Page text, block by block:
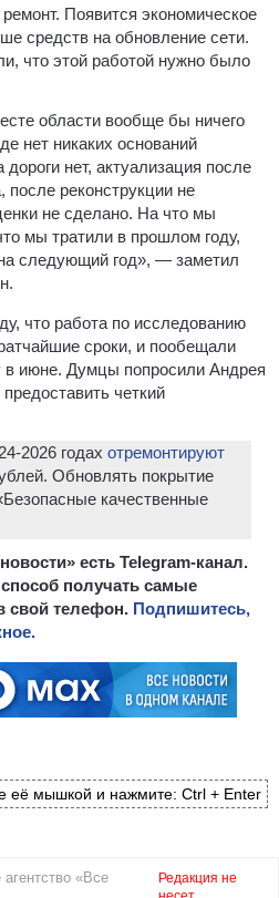
Появится экономическое
средств на обновление сети.
что этой работой нужно было
области вообще бы ничего
нет никаких оснований
нет, актуализация после
после реконструкции не
не сделано. На что мы
мы тратили в прошлом году,
следующий год», — заметил
что работа по исследованию
сроки, и пообещали
в июне. Думцы попросили Андрея
четкий
2026 годах отремонтируют
Обновлять покрытие
качественные
есть Telegram-канал.
получать самые
свой телефон. Подпишитесь,
её мышкой и нажмите: Ctrl + Enter
«Все
Редакция не